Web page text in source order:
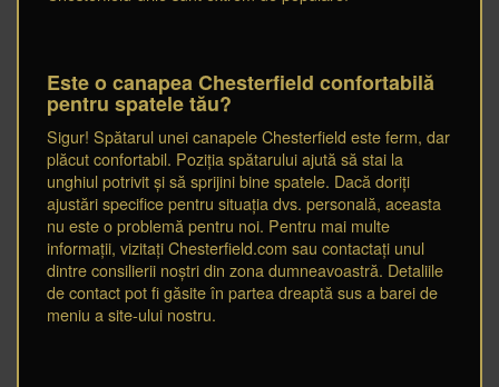
Este o canapea Chesterfield confortabilă
pentru spatele tău?
Sigur! Spătarul unei canapele Chesterfield este ferm, dar
plăcut confortabil. Poziția spătarului ajută să stai la
unghiul potrivit și să sprijini bine spatele. Dacă doriți
ajustări specifice pentru situația dvs. personală, aceasta
nu este o problemă pentru noi. Pentru mai multe
informații, vizitați Chesterfield.com sau contactați unul
dintre consilierii noștri din zona dumneavoastră. Detaliile
de contact pot fi găsite în partea dreaptă sus a barei de
meniu a site-ului nostru.